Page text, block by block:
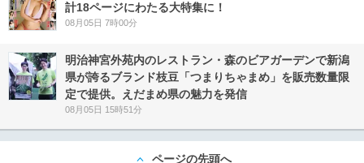
計18ページにわたる大特集に！
08月05日 7時00分
明治神宮外苑内のレストラン・森のビアガーデンで新潟
県が誇るブランド枝豆「つまりちゃまめ」を販売数量限
定で提供。えだまめ県の魅力を発信
08月05日 15時51分
ページの先頭へ